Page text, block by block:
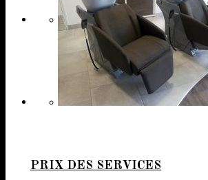
Les vitrines
PRIX DES SERVICES